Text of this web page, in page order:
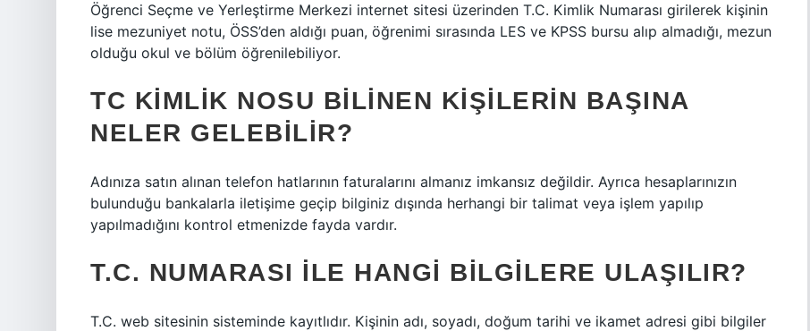
Öğrenci Seçme ve Yerleştirme Merkezi internet sitesi üzerinden T.C. Kimlik Numarası girilerek kişinin
lise mezuniyet notu, ÖSS’den aldığı puan, öğrenimi sırasında LES ve KPSS bursu alıp almadığı, mezun
olduğu okul ve bölüm öğrenilebiliyor.
TC KIMLIK NOSU BILINEN KIŞILERIN BAŞINA
NELER GELEBILIR?
Adınıza satın alınan telefon hatlarının faturalarını almanız imkansız değildir. Ayrıca hesaplarınızın
bulunduğu bankalarla iletişime geçip bilginiz dışında herhangi bir talimat veya işlem yapılıp
yapılmadığını kontrol etmenizde fayda vardır.
T.C. NUMARASI ILE HANGI BILGILERE ULAŞILIR?
T.C. web sitesinin sisteminde kayıtlıdır. Kişinin adı, soyadı, doğum tarihi ve ikamet adresi gibi bilgiler